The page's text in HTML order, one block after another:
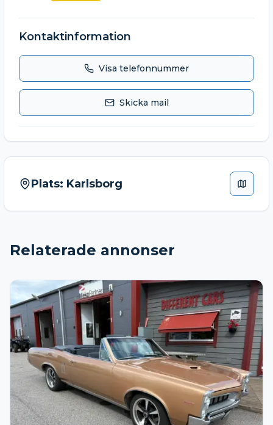
Kontaktinformation
Visa telefonnummer
Skicka mail
Plats: Karlsborg
Relaterade annonser